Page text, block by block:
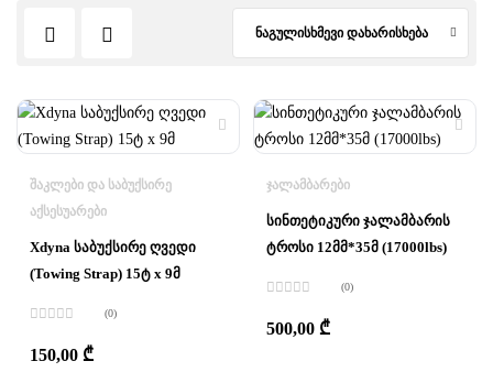
ნაგულისხმევი დახარისხება
ᲨᲐᲙᲚᲔᲑᲘ ᲓᲐ ᲡᲐᲑᲣᲥᲡᲘᲠᲔ
ᲐᲥᲡᲔᲡᲣᲐᲠᲔᲑᲘ
Xdyna საბუქსირე ღვედი
(Towing Strap) 15ტ x 9მ
0 ,
5-
(0)
150,00 ₾
ᲯᲐᲚᲐᲛᲑᲐᲠᲔᲑᲘ
სინთეტიკური ჯალამბარის
ტროსი 12მმ*35მ (17000lbs)
0,
5-
(0)
500,00 ₾